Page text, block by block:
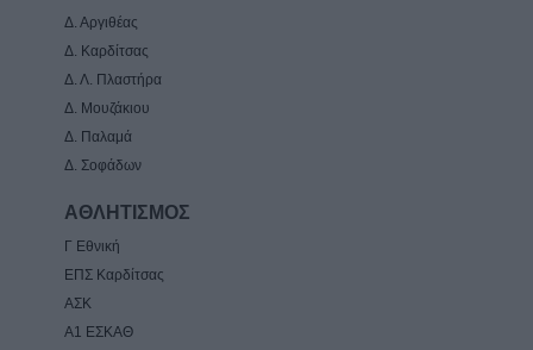
Δ. Αργιθέας
Δ. Καρδίτσας
Δ. Λ. Πλαστήρα
Δ. Μουζάκιου
Δ. Παλαμά
Δ. Σοφάδων
ΑΘΛΗΤΙΣΜΟΣ
Γ Εθνική
ΕΠΣ Καρδίτσας
ΑΣΚ
Α1 ΕΣΚΑΘ